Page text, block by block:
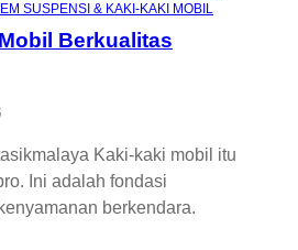
SUSPENSI & KAKI-KAKI MOBIL
Berkualitas
Kaki-kaki mobil itu
Ini adalah fondasi
berkendara.